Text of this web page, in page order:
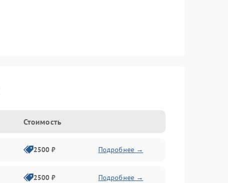
Стоимость
2500 ₽ Подробнее →
2500 ₽ Подробнее →